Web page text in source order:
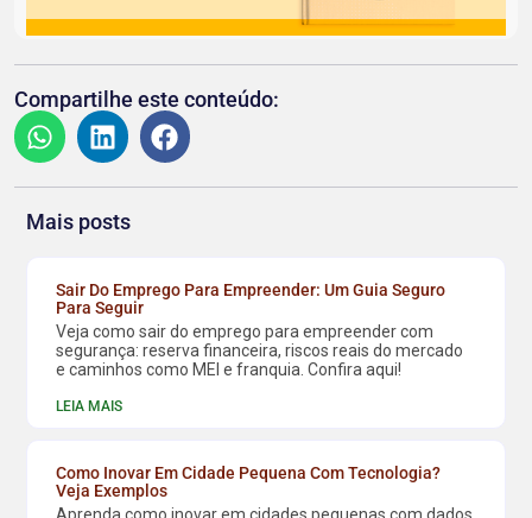
Compartilhe este conteúdo:
Mais posts
Sair Do Emprego Para Empreender: Um Guia Seguro
Para Seguir
Veja como sair do emprego para empreender com
segurança: reserva financeira, riscos reais do mercado
e caminhos como MEI e franquia. Confira aqui!
LEIA MAIS
Como Inovar Em Cidade Pequena Com Tecnologia?
Veja Exemplos